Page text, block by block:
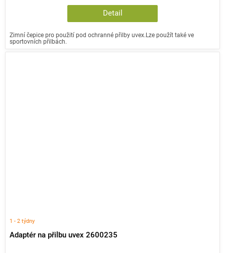
Detail
Zimní čepice pro použití pod ochranné přilby uvex.Lze použít také ve
sportovních přilbách.
Adaptér na přilbu uvex 2600235
1 - 2 týdny